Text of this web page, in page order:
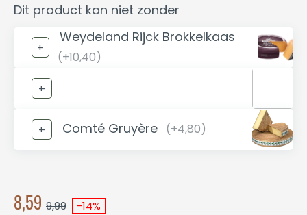
Dit product kan niet zonder
Weydeland Rijck Brokkelkaas
(+10,40)
Comté Gruyère (+4,80)
8,59 9,99 -14%